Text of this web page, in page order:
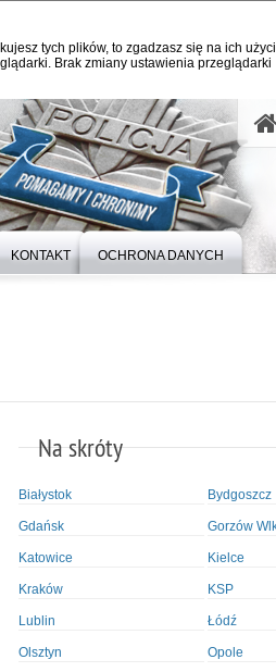
tych plików, to zgadzasz się na ich
Brak zmiany ustawienia przeglądarki
KONTAKT OCHRONA DANYCH
Na skróty
Białystok Bydgoszcz
Gdańsk Gorzów
Katowice Kielce
Kraków KSP
Lublin Łódź
Olsztyn Opole